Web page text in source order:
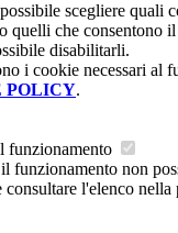
scegliere quali
quelli che consentono
disabilitarli.
i cookie necessari al
POLICY.
funzionamento
funzionamento non
l'elenco nella